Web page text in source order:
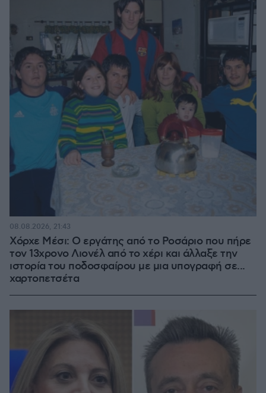
Χόρχε Μέσι: Ο εργάτης από το Ροσάριο που πήρε
τον 13χρονο Λιονέλ από το χέρι και άλλαξε την
ιστορία του ποδοσφαίρου με μια υπογραφή σε...
χαρτοπετσέτα
08.08.2026, 21:43